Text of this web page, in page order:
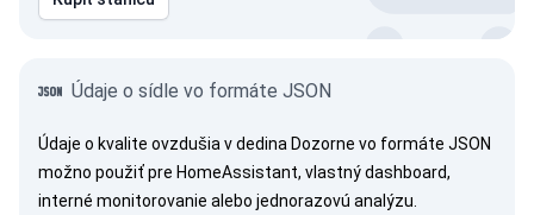
Údaje o sídle vo formáte JSON
Údaje o kvalite ovzdušia v dedina Dozorne vo formáte JSON
možno použiť pre HomeAssistant, vlastný dashboard,
interné monitorovanie alebo jednorazovú analýzu.